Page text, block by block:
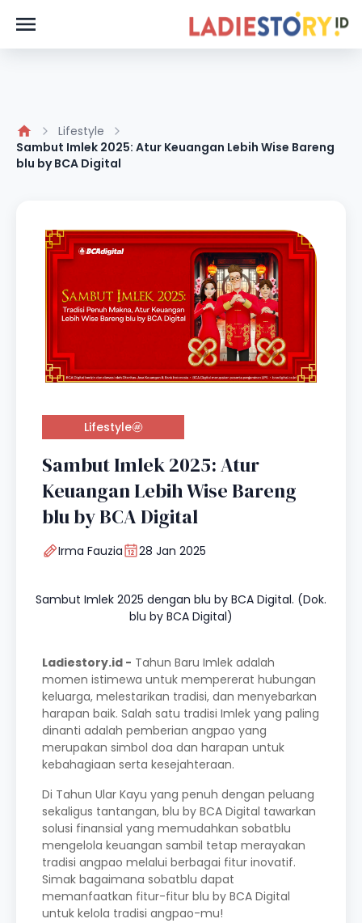
Lifestyle
Sambut Imlek 2025: Atur Keuangan Lebih Wise Bareng
blu by BCA Digital
Lifestyle
Sambut Imlek 2025: Atur
Keuangan Lebih Wise Bareng
blu by BCA Digital
Irma Fauzia 28 Jan 2025
Sambut Imlek 2025 dengan blu by BCA Digital. (Dok.
blu by BCA Digital)
Ladiestory.id - Tahun Baru Imlek adalah
momen istimewa untuk mempererat hubungan
keluarga, melestarikan tradisi, dan menyebarkan
harapan baik. Salah satu tradisi Imlek yang paling
dinanti adalah pemberian angpao yang
merupakan simbol doa dan harapan untuk
kebahagiaan serta kesejahteraan.
Di Tahun Ular Kayu yang penuh dengan peluang
sekaligus tantangan, blu by BCA Digital tawarkan
solusi finansial yang memudahkan sobatblu
mengelola keuangan sambil tetap merayakan
tradisi angpao melalui berbagai fitur inovatif.
Simak bagaimana sobatblu dapat
memanfaatkan fitur-fitur blu by BCA Digital
untuk kelola tradisi angpao-mu!